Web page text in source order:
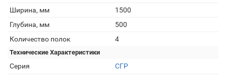
Ширина, мм
1500
Глубина, мм
500
Количество полок
4
Технические Характеристики
Серия СГР